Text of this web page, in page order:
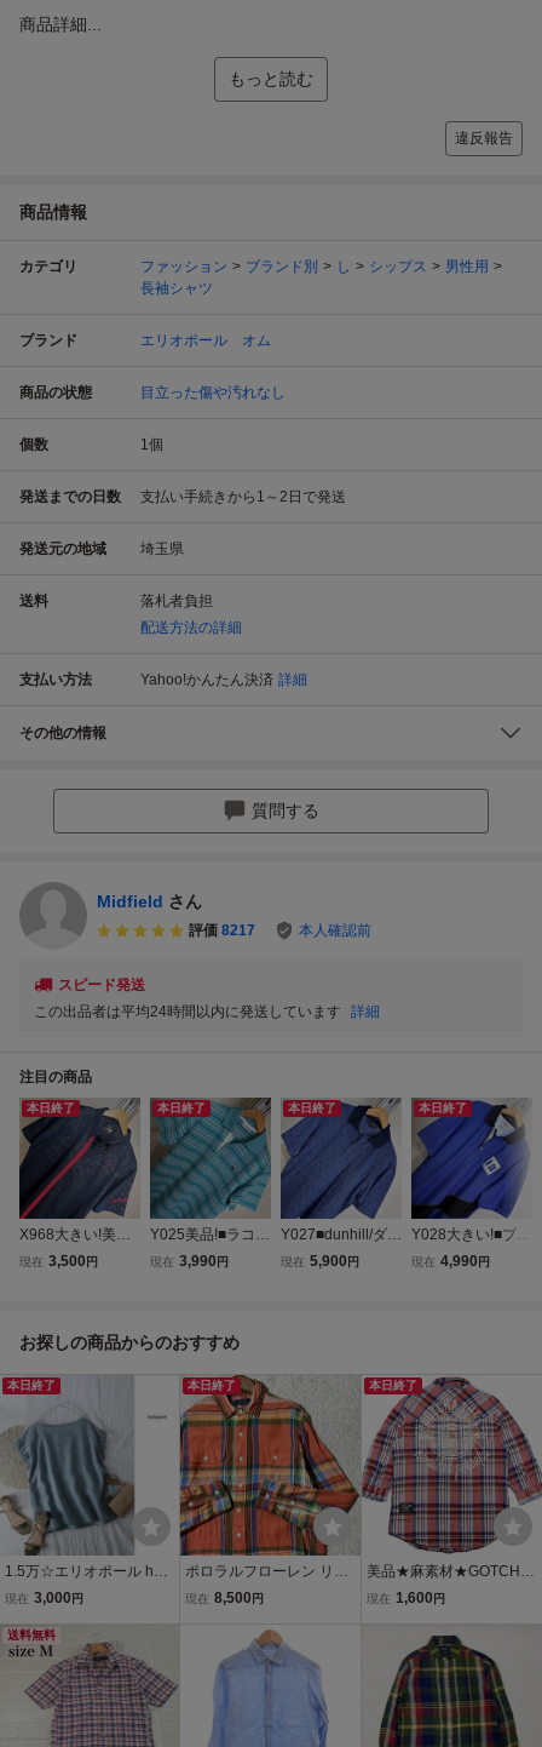
商品詳細...
もっと読む
違反報告
商品情報
カテゴリ ファッション ブランド別 し シップス
男性用
長袖シャツ
ブランド エリオポール オム
商品の状態 目立った傷や汚れなし
個数 1個
発送までの日数 支払い手続きから1～2日で発送
発送元の地域 埼玉県
送料
落札者負担
配送方法の詳細
支払い方法 Yahoo!かんたん決済 詳細
その他の情報
質問する
Midfield さん
評価 8217 本人確認前
スピード発送
この出品者は平均24時間以内に発送しています
詳細
注目の商品
本日終了
X968大きい!美品!
■OAKLEY/オーク
XL
現在 3,500 円
本日終了
Y025美品!■ラコス
テ★水色系ボーダ
現在 3,990 円
本日終了
Y027■dunhill/ダン
ヒル★伊製★青紺
現在 5,900 円
本日終了
Y028大きい!■ブル
ックスブラザーズ/
現在 4,990 円
お探しの商品からのおすすめ
本日終了
1.5万☆エリオポール heli
opole☆洗える 麻100% リ
サイズ☆M-B 3925
現在 3,000 円
本日終了
ポロラルフローレン リネ
ン100% マドラスチェッ
ラルフローレン チェック
柄 長袖 POLO RALPH LA
UREN
現在 8,500 円
本日終了
美品★麻素材★GOTCHA
ガッチャ マドラスチェッ
袖ウエスタンシャツ/Lサ
現在 1,600 円
送料無料